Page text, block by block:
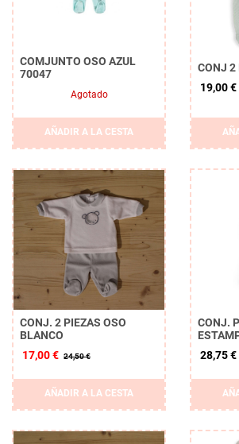
COMJUNTO OSO AZUL
70047
Agotado
AÑADIR A LA CESTA
CONJ 2
19,00 €
CONJ. 2 PIEZAS OSO
BLANCO
17,00 € 24,50 €
AÑADIR A LA CESTA
CONJ.
28,75 €